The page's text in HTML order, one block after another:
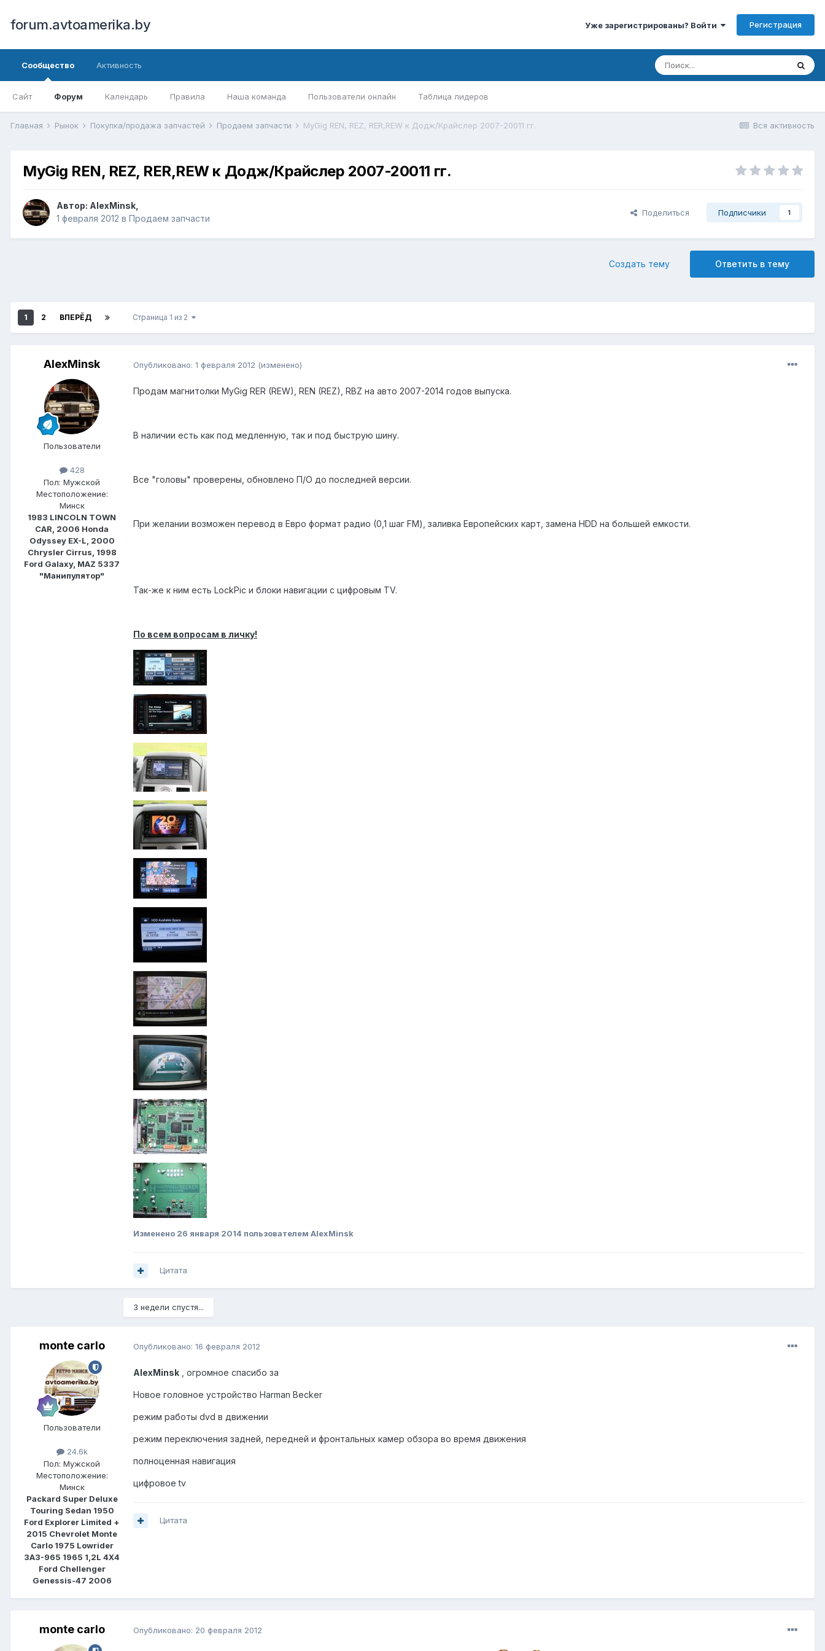
forum.avtoamerika.by Уже зарегистрированы? Войти Регистрация
Сообщество
Сайт Форум Календарь Правила Наша команда Пользователи онлайн Таблица лидеров
Активность
Вся активность
Главная Рынок Покупка/продажа запчастей Продаем запчасти MyGig REN, REZ, RER,REW к Додж/Крайслер 2007-20011 гг.
MyGig REN, REZ, RER,REW к Додж/Крайслер 2007-20011 гг.
Автор: AlexMinsk
1 февраля 2012 в Продаем запчасти
Поделиться Подписчики 1
Ответить в тему
Создать тему
1 2 ВПЕРЁД Страница 1 из 2
AlexMinsk
Пользователи
428
Пол: Мужской
Местоположение:
Минск
1983 LINCOLN TOWN
CAR, 2006 Honda
Odyssey EX-L, 2000
Chrysler Cirrus, 1998
Ford Galaxy, MAZ 5337
"Манипулятор"
Опубликовано: 1 февраля 2012 (изменено)
Продам магнитолки MyGig RER (REW), REN (REZ), RBZ на авто 2007-2014 годов выпуска.
В наличии есть как под медленную, так и под быструю шину.
Все "головы" проверены, обновлено П/О до последней версии.
При желании возможен перевод в Евро формат радио (0,1 шаг FM), заливка Европейских карт, замена HDD на большей емкости.
Так-же к ним есть LockPic и блоки навигации с цифровым TV.
По всем вопросам в личку!
Изменено 26 января 2014 пользователем AlexMinsk
Цитата
3 недели спустя...
monte carlo
Пользователи
24.6k
Пол: Мужской
Местоположение:
Минск
Packard Super Deluxe
Touring Sedan 1950
Ford Explorer Limited +
2015 Chevrolet Monte
Carlo 1975 Lowrider
ЗАЗ-965 1965 1,2L 4Х4
Ford Chellenger
Genessis-47 2006
Опубликовано: 16 февраля 2012
AlexMinsk , огромное спасибо за
Новое головное устройство Harman Becker
режим работы dvd в движении
режим переключения задней, передней и фронтальных камер обзора во время движения
полноценная навигация
цифровое tv
Цитата
monte carlo Опубликовано: 20 февраля 2012